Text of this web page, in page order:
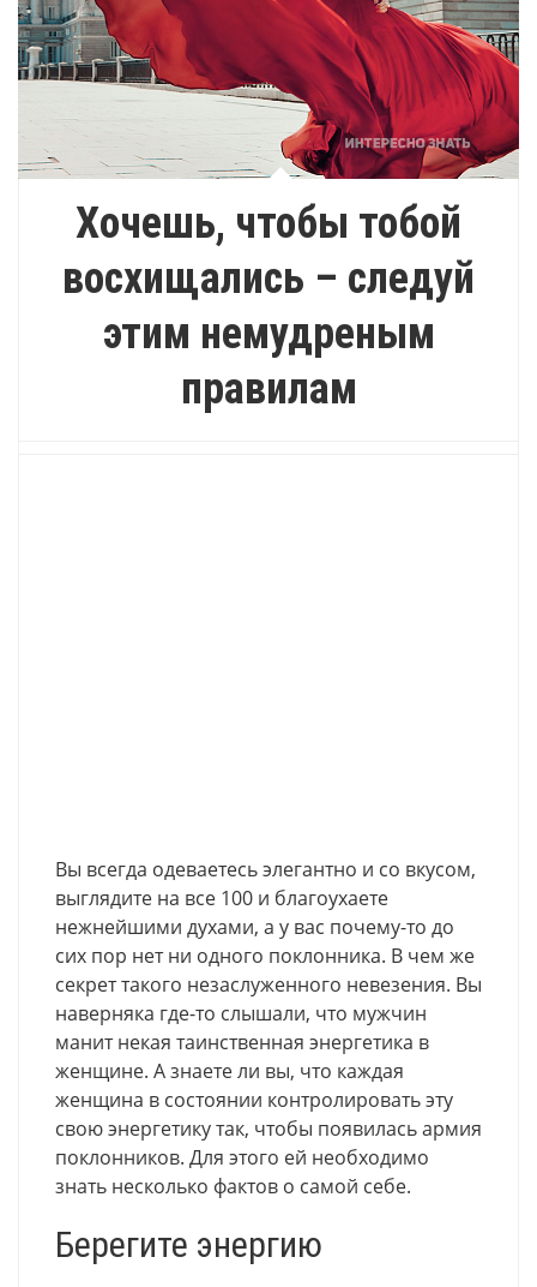
Хочешь, чтобы тобой
восхищались – следуй
этим немудреным
правилам
Вы всегда одеваетесь элегантно и со вкусом,
выглядите на все 100 и благоухаете
нежнейшими духами, а у вас почему-то до
сих пор нет ни одного поклонника. В чем же
секрет такого незаслуженного невезения. Вы
наверняка где-то слышали, что мужчин
манит некая таинственная энергетика в
женщине. А знаете ли вы, что каждая
женщина в состоянии контролировать эту
свою энергетику так, чтобы появилась армия
поклонников. Для этого ей необходимо
знать несколько фактов о самой себе.
Берегите энергию